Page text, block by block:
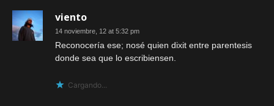
viento
14 noviembre, 12 at 5:32 pm
Reconocería ese; nosé quien dixit entre parentesis
donde sea que lo escribiensen.
Cargando...